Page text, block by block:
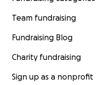
Team fundraising
Fundraising Blog
Charity fundraising
Sign up as a nonprofit